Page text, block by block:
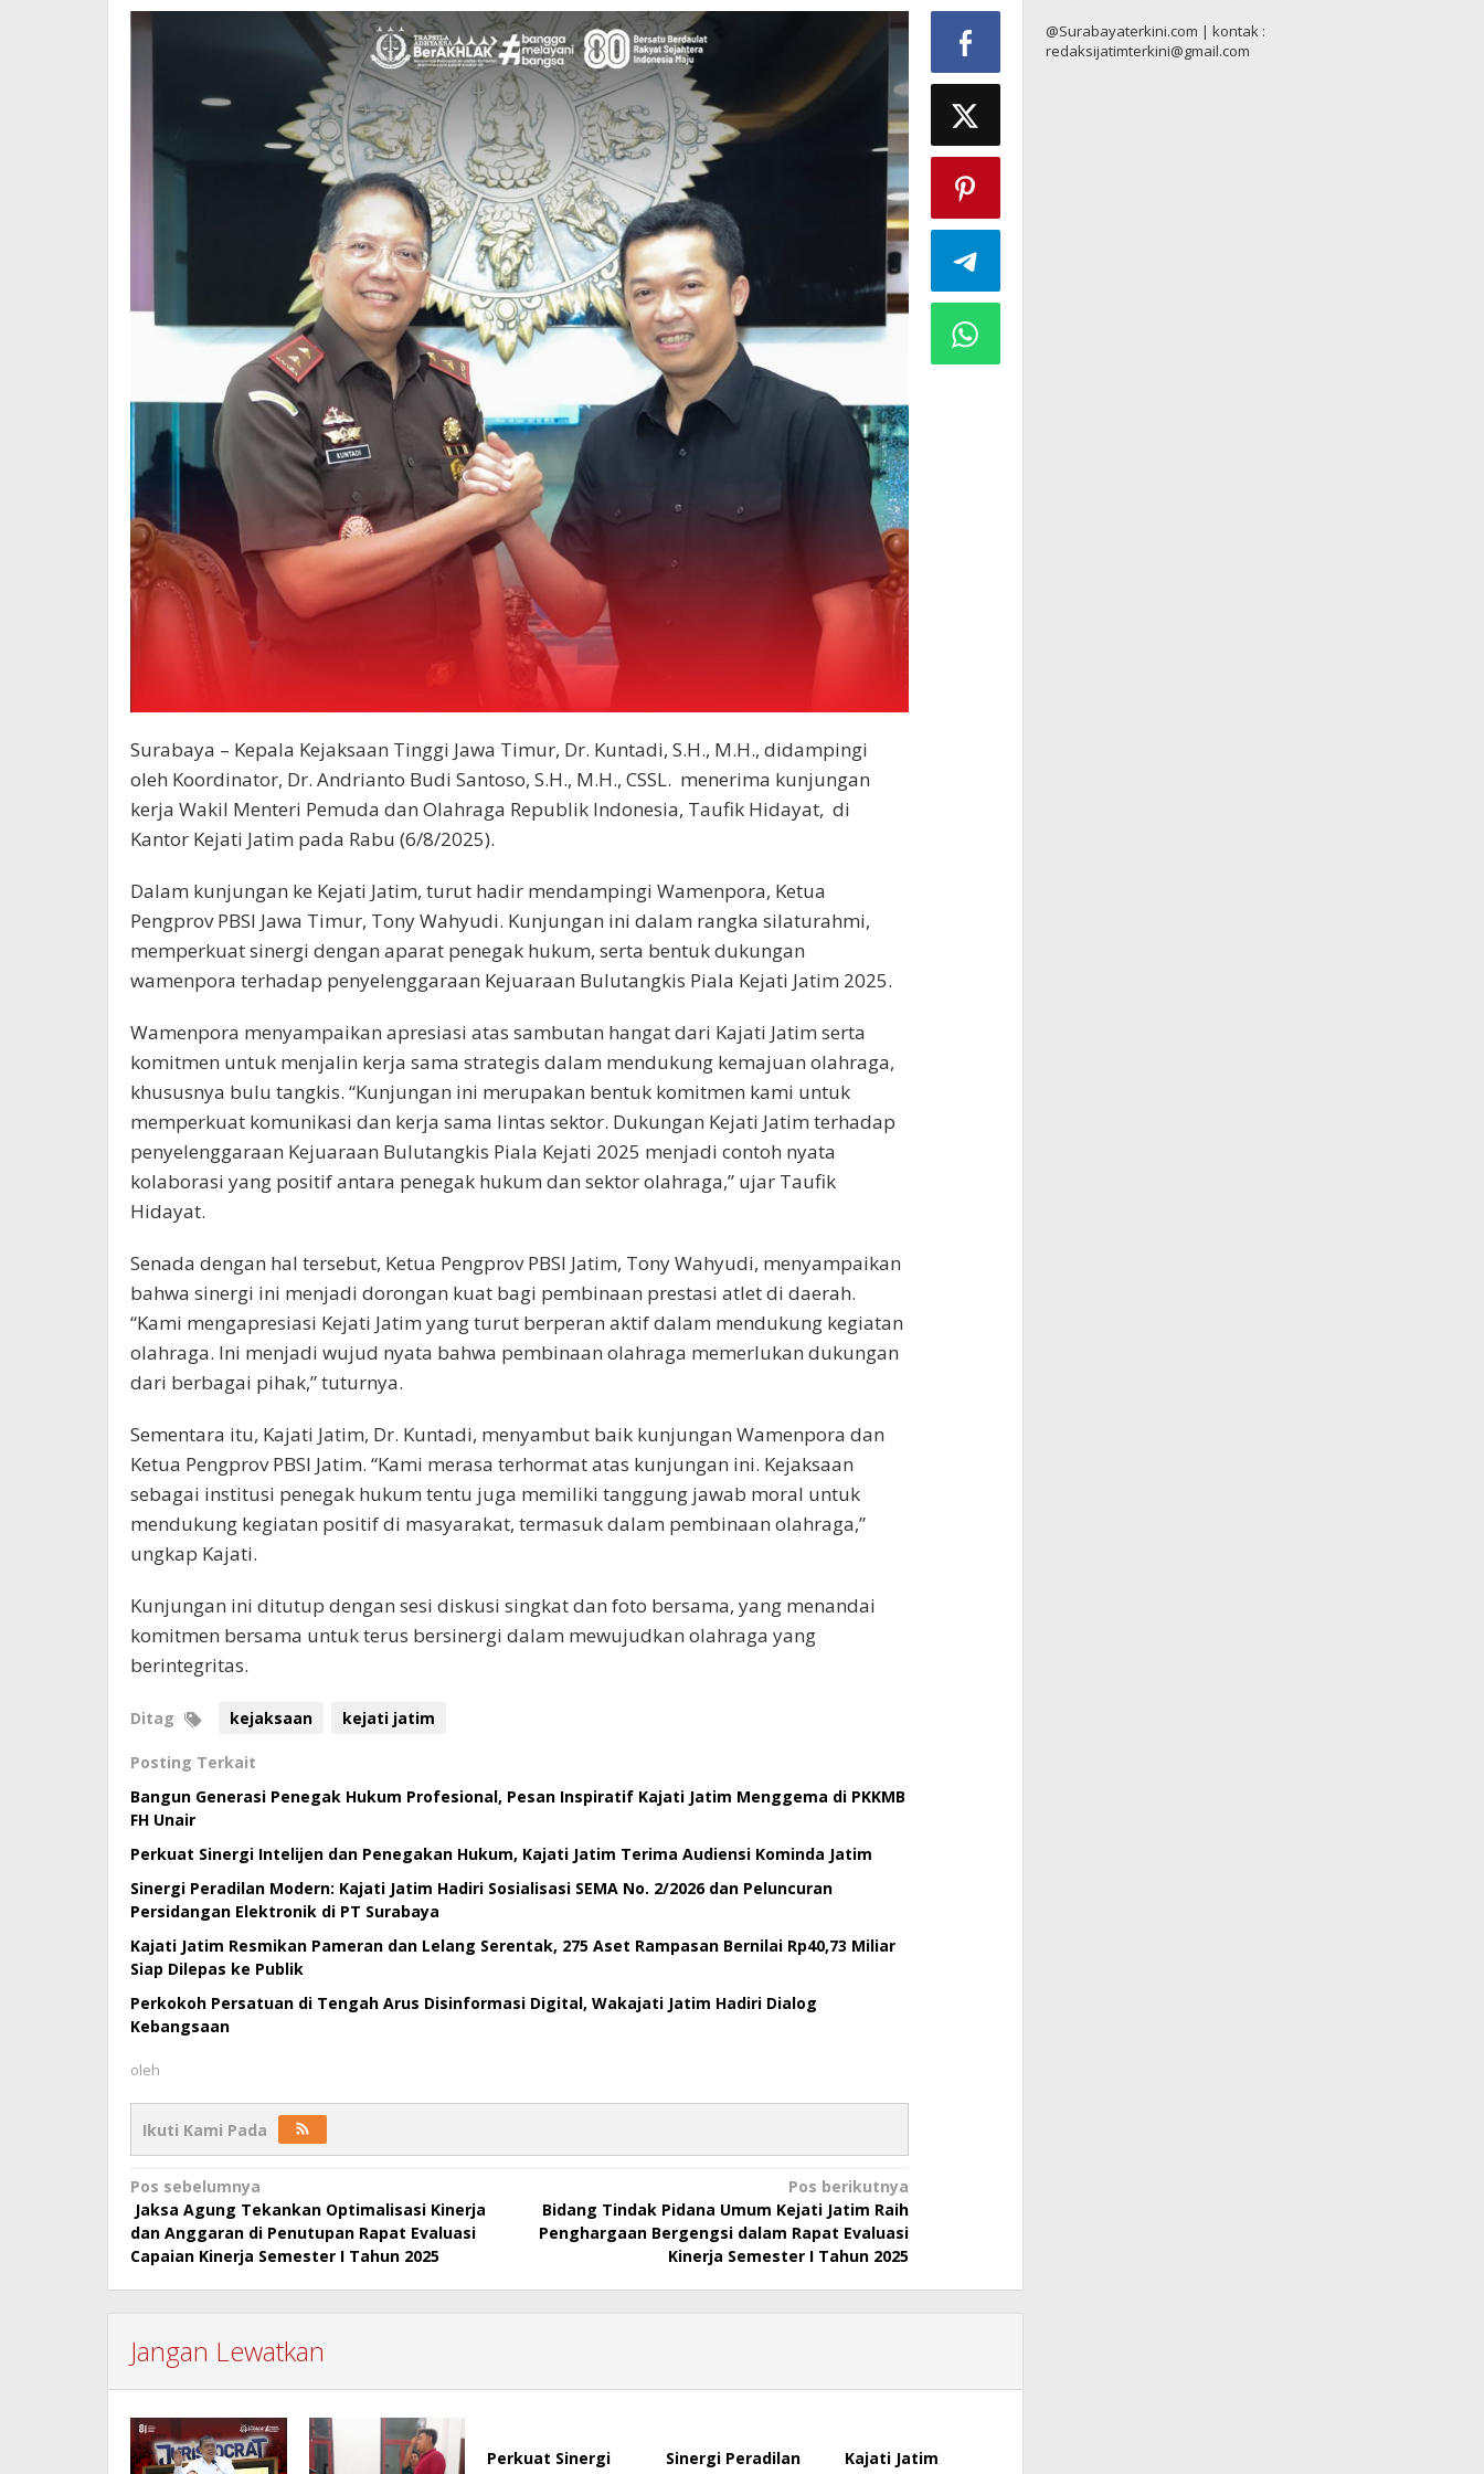
Surabaya – Kepala Kejaksaan Tinggi Jawa Timur, Dr. Kuntadi, S.H., M.H., didampingi
oleh Koordinator, Dr. Andrianto Budi Santoso, S.H., M.H., CSSL. menerima kunjungan
kerja Wakil Menteri Pemuda dan Olahraga Republik Indonesia, Taufik Hidayat, di
Kantor Kejati Jatim pada Rabu (6/8/2025).
Dalam kunjungan ke Kejati Jatim, turut hadir mendampingi Wamenpora, Ketua
Pengprov PBSI Jawa Timur, Tony Wahyudi. Kunjungan ini dalam rangka silaturahmi,
memperkuat sinergi dengan aparat penegak hukum, serta bentuk dukungan
wamenpora terhadap penyelenggaraan Kejuaraan Bulutangkis Piala Kejati Jatim 2025.
Wamenpora menyampaikan apresiasi atas sambutan hangat dari Kajati Jatim serta
komitmen untuk menjalin kerja sama strategis dalam mendukung kemajuan olahraga,
khususnya bulu tangkis. “Kunjungan ini merupakan bentuk komitmen kami untuk
memperkuat komunikasi dan kerja sama lintas sektor. Dukungan Kejati Jatim terhadap
penyelenggaraan Kejuaraan Bulutangkis Piala Kejati 2025 menjadi contoh nyata
kolaborasi yang positif antara penegak hukum dan sektor olahraga,” ujar Taufik
Hidayat.
Senada dengan hal tersebut, Ketua Pengprov PBSI Jatim, Tony Wahyudi, menyampaikan
bahwa sinergi ini menjadi dorongan kuat bagi pembinaan prestasi atlet di daerah.
“Kami mengapresiasi Kejati Jatim yang turut berperan aktif dalam mendukung kegiatan
olahraga. Ini menjadi wujud nyata bahwa pembinaan olahraga memerlukan dukungan
dari berbagai pihak,” tuturnya.
Sementara itu, Kajati Jatim, Dr. Kuntadi, menyambut baik kunjungan Wamenpora dan
Ketua Pengprov PBSI Jatim. “Kami merasa terhormat atas kunjungan ini. Kejaksaan
sebagai institusi penegak hukum tentu juga memiliki tanggung jawab moral untuk
mendukung kegiatan positif di masyarakat, termasuk dalam pembinaan olahraga,”
ungkap Kajati.
Kunjungan ini ditutup dengan sesi diskusi singkat dan foto bersama, yang menandai
komitmen bersama untuk terus bersinergi dalam mewujudkan olahraga yang
berintegritas.
Ditag kejaksaan kejati jatim
Posting Terkait
Bangun Generasi Penegak Hukum Profesional, Pesan Inspiratif Kajati Jatim Menggema di PKKMB
FH Unair
Perkuat Sinergi Intelijen dan Penegakan Hukum, Kajati Jatim Terima Audiensi Kominda Jatim
Sinergi Peradilan Modern: Kajati Jatim Hadiri Sosialisasi SEMA No. 2/2026 dan Peluncuran
Persidangan Elektronik di PT Surabaya
Kajati Jatim Resmikan Pameran dan Lelang Serentak, 275 Aset Rampasan Bernilai Rp40,73 Miliar
Siap Dilepas ke Publik
Perkokoh Persatuan di Tengah Arus Disinformasi Digital, Wakajati Jatim Hadiri Dialog
Kebangsaan
oleh
Ikuti Kami Pada
Navigasi
pos
Pos sebelumnya
‎ Jaksa Agung Tekankan Optimalisasi Kinerja
dan Anggaran di Penutupan Rapat Evaluasi
Capaian Kinerja Semester I Tahun 2025
Pos berikutnya
Bidang Tindak Pidana Umum Kejati Jatim Raih
Penghargaan Bergengsi dalam Rapat Evaluasi
Kinerja Semester I Tahun 2025
Jangan Lewatkan
Perkuat Sinergi
Sinergi Peradilan
Kajati Jatim
@Surabayaterkini.com | kontak :
redaksijatimterkini@gmail.com